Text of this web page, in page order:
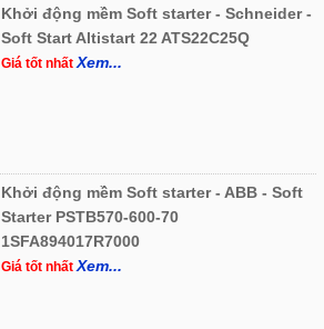
Khởi động mềm Soft starter - Schneider -
Soft Start Altistart 22 ATS22C25Q
Giá tốt nhấtXem...
Khởi động mềm Soft starter - ABB - Soft
Starter PSTB570-600-70
1SFA894017R7000
Giá tốt nhấtXem...